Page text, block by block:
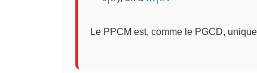
Le PPCM est, comme le PGCD,